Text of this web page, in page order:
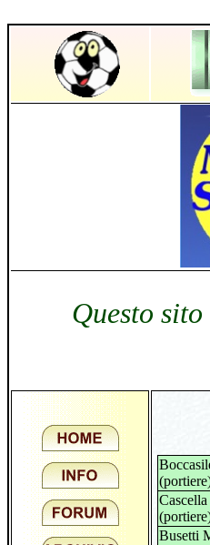
Questo
Busetti